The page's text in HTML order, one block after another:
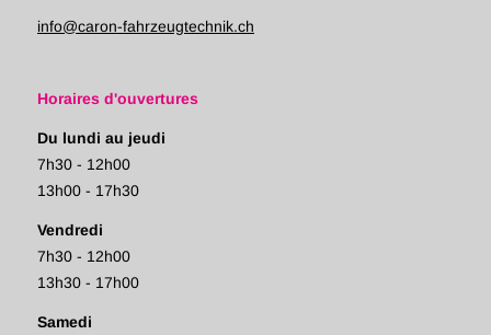
info@caron-fahrzeugtechnik.ch
Horaires d'ouvertures
Du lundi au jeudi
7h30 - 12h00
13h00 - 17h30
Vendredi
7h30 - 12h00
13h30 - 17h00
Samedi